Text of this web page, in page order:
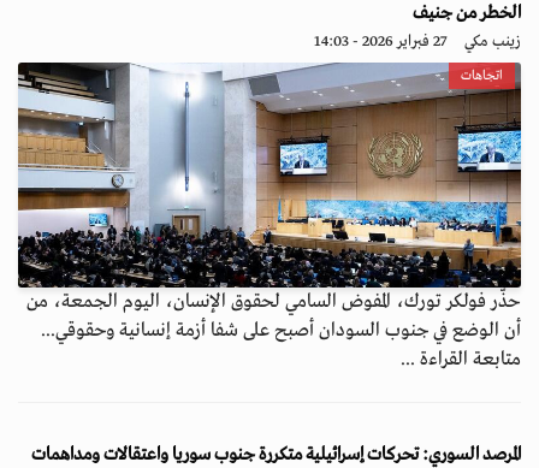
الخطر من جنيف
زينب مكي 27 فبراير 2026 - 14:03
اتجاهات
حذّر فولكر تورك، المفوض السامي لحقوق الإنسان، اليوم الجمعة، من
أن الوضع في جنوب السودان أصبح على شفا أزمة إنسانية وحقوقي...
متابعة القراءة ...
المرصد السوري: تحركات إسرائيلية متكررة جنوب سوريا واعتقالات ومداهمات